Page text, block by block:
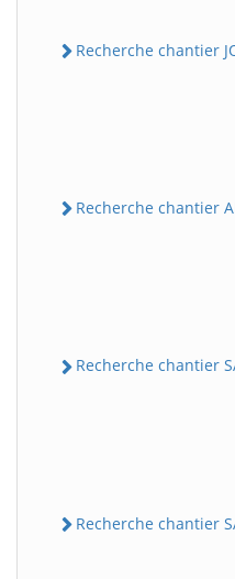
Recherche chantier
Recherche chantier
Recherche chantier
Recherche chantier